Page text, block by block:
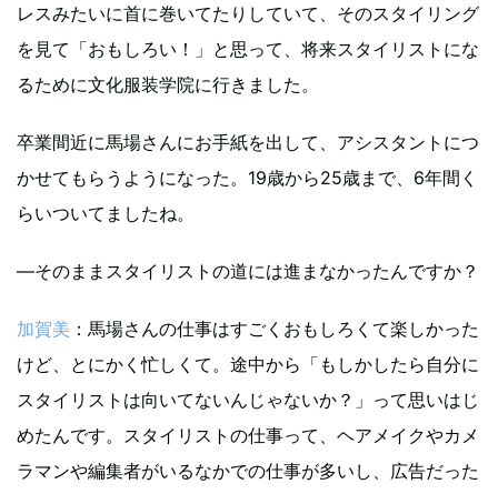
レスみたいに首に巻いてたりしていて、そのスタイリング
を見て「おもしろい！」と思って、将来スタイリストにな
るために文化服装学院に行きました。
卒業間近に馬場さんにお手紙を出して、アシスタントにつ
かせてもらうようになった。19歳から25歳まで、6年間く
らいついてましたね。
―そのままスタイリストの道には進まなかったんですか？
加賀美 ：馬場さんの仕事はすごくおもしろくて楽しかった
けど、とにかく忙しくて。途中から「もしかしたら自分に
スタイリストは向いてないんじゃないか？」って思いはじ
めたんです。スタイリストの仕事って、ヘアメイクやカメ
ラマンや編集者がいるなかでの仕事が多いし、広告だった